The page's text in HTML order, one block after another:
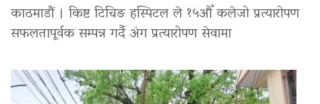
काठमाडौं । किष्ट टिचिङ हस्पिटल ले १५औँ कलेजो प्रत्यारोपण
सफलतापूर्वक सम्पन्न गर्दै अंग प्रत्यारोपण सेवामा